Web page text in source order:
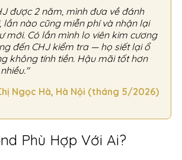
được 2 năm, mình đưa về đánh
lần nào cũng miễn phí và nhận lại
mới. Có lần mình lo viên kim cương
đến CHJ kiểm tra — họ siết lại ổ
không tính tiền. Hậu mãi tốt hơn
Ngọc Hà, Hà Nội (tháng 5/2026)
Phù Hợp Với Ai?